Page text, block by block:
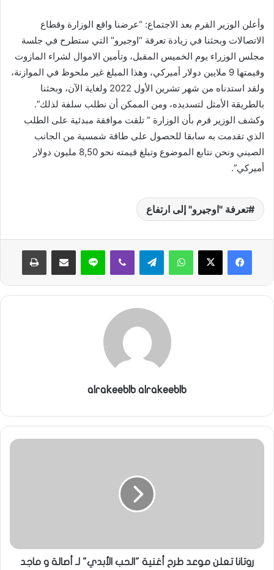
ر
و
ن
ي
ا
وأعلن الوزير القرم بعد الاجتماع: “عرضنا واقع الوزارة وقطاع
الاتصالات وبحثنا في زيادة تعرفة “اوجيرو” التي ستطرح في جلسة
مجلس الوزراء يوم الخميس المقبل، وتأمين الاموال لشراء المازوت
وقيمتها 9 ملايين دولار أميركي، وهذا المبلغ غير ملحوظ في الموازنة،
ولقد استدناه من شهر تشرين الأول 2022 ولغاية الآن، وبحثنا
بالطريقة الأمثل لتسديده، ومن الممكن أن نطلب سلفة لذلك”.
وكشف الوزير قرم بأن الوزارة ” تلقت موافقة مبدئية على الطلب
الذي تقدمت به سابقا للحصول على طاقة شمسية من الجانب
الصيني ونحن نتابع الموضوع وتبلغ قيمته نحو 8,50 مليون دولار
أميركي”.
تعرفة "اوجيرو" إلى ارتفاع
واتساب لاين
alrakeeblb alrakeeblb
روتانا تعلن موعد طرح أغنية "الحب الأبدي" لـ أصالة و ماجد